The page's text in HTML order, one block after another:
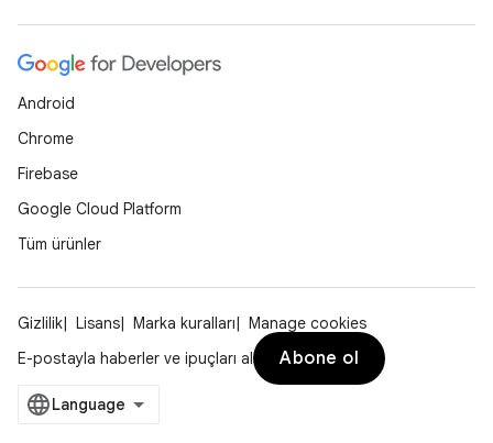
Android
Chrome
Firebase
Google Cloud Platform
Tüm ürünler
Gizlilik Lisans Marka kuralları
Manage cookies
E-postayla haberler ve ipuçları al
Abone ol